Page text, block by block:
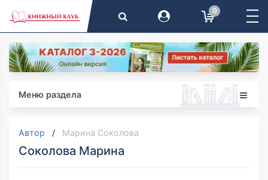
0
Меню раздела
Автор Марина Соколова
Соколова Марина